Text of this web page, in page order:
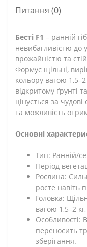
Питання (0)
Бесті F1 – ранній
невибагливістю
врожайністю та
Формує щільні,
кольору вагою
відкритому ґрунті
цінується за
та можливість
Основні
Тип: Ранній/
Період
Рослина:
росте навіть
Головка:
вагою 1,5–2
Особливості:
переносить
зберігання.